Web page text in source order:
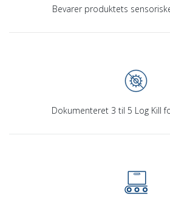
Bevarer produktets
Dokumenteret 3 til 5 Log Kill